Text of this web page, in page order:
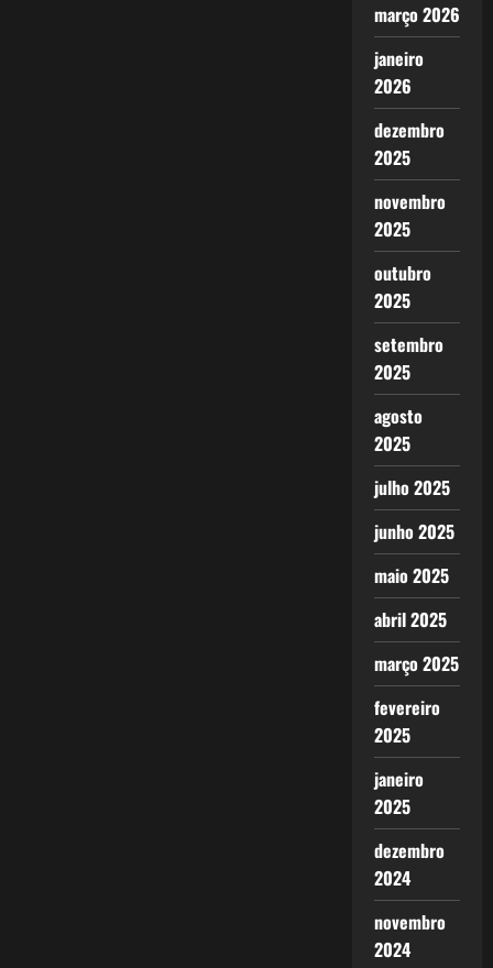
março 2026
janeiro
2026
dezembro
2025
novembro
2025
outubro
2025
setembro
2025
agosto
2025
julho 2025
junho 2025
maio 2025
abril 2025
março 2025
fevereiro
2025
janeiro
2025
dezembro
2024
novembro
2024